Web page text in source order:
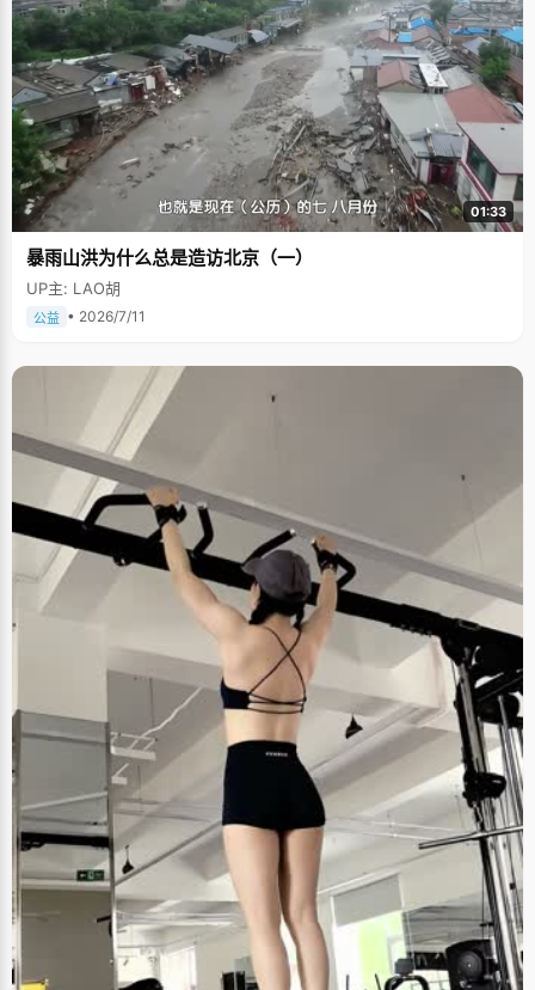
01:33
暴雨山洪为什么总是造访北京（一）
UP主: LAO胡
公益 • 2026/7/11